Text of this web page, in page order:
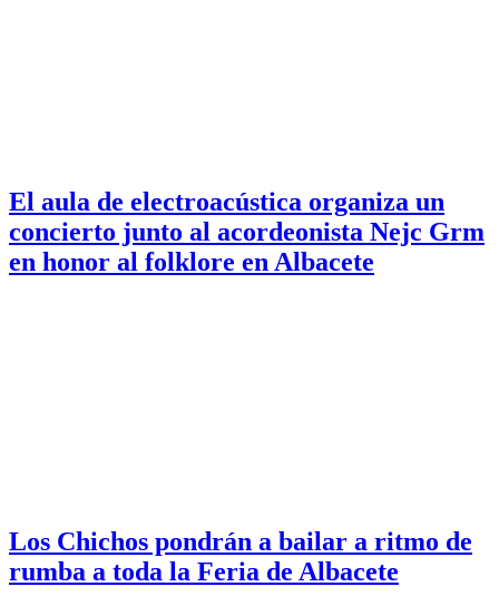
El aula de electroacústica organiza un
concierto junto al acordeonista Nejc Grm
en honor al folklore en Albacete
Los Chichos pondrán a bailar a ritmo de
rumba a toda la Feria de Albacete